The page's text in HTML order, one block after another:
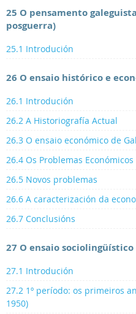
25 O pensamento
posguerra)
25.1 Introdución
26 O ensaio histórico e
26.1 Introdución
26.2 A Historiografía Actual
26.3 O ensaio económico de
26.4 Os Problemas
26.5 Novos problemas
26.6 A caracterización da
26.7 Conclusións
27 O ensaio sociolingüístico
27.1 Introdución
27.2 1º período: os primeiros
1950)